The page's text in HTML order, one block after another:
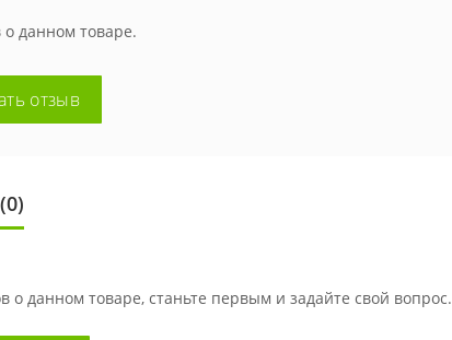
о данном товаре.
отзыв
(0)
о данном товаре, станьте первым и задайте свой вопрос.